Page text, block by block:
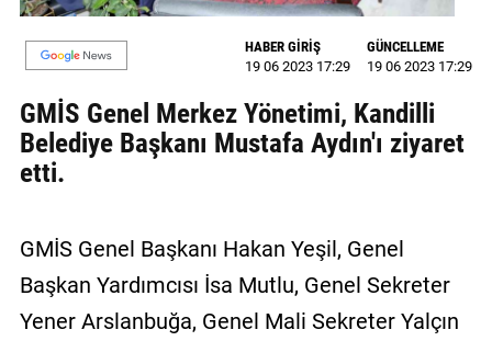
YAZARLAR
BİZE
Künye
İletişim
Sözleşmesi
Kullanıcı
Sözleşmesi
HABER GİRİŞ
19 06 2023 17:29
GÜNCELLEME
19 06 2023 17:29
GMİS Genel Merkez Yönetimi, Kandilli
Belediye Başkanı Mustafa Aydın'ı ziyaret
etti.
GMİS Genel Başkanı Hakan Yeşil, Genel
Başkan Yardımcısı İsa Mutlu, Genel Sekreter
Yener Arslanbuğa, Genel Mali Sekreter Yalçın